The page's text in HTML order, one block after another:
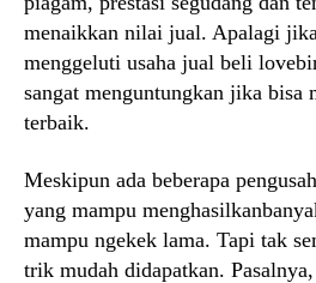
menaikkan nilai jual. Apalagi
menggeluti usaha jual beli
sangat menguntungkan jika bisa
terbaik.
Meskipun ada beberapa
yang mampu
mampu ngekek lama. Tapi tak
trik mudah didapatkan.